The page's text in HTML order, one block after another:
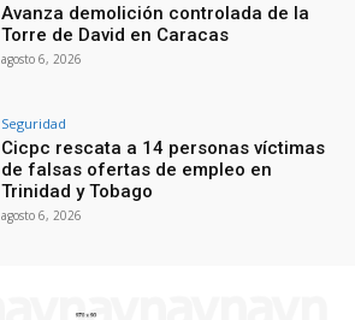
Avanza demolición controlada de la
Torre de David en Caracas
agosto 6, 2026
Seguridad
Cicpc rescata a 14 personas víctimas
de falsas ofertas de empleo en
Trinidad y Tobago
agosto 6, 2026